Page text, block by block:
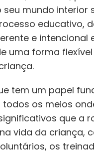
mundo interior
educativo,
e intencional
uma forma
tem um papel
os meios
que a
vida da criança,
os